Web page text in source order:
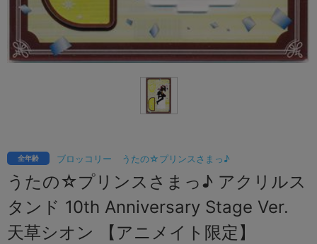
ブロッコリー うたの☆プリンスさまっ♪
全年齢
うたの☆プリンスさまっ♪ アクリルス
タンド 10th Anniversary Stage Ver.
天草シオン 【アニメイト限定】